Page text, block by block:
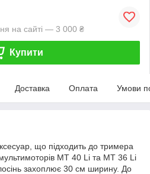
на сайті — 3 000 ₴
Купити
Доставка Оплата Умови
що підходить до тримера
MT 40 Li та MT 36 Li
захоплює 30 см ширину. До